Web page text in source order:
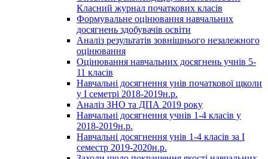
Класний журнал початкових класів
Формувальне оцінювання навчальних
досягнень здобувачів освіти
Аналіз результатів зовнішнього незалежного
оцінювання
Оцінювання навчальних досягнень учнів 5-
11 класів
Навчальні досягнення унів початкової щколи
у І семетрі 2018-2019н.р.
Аналіз ЗНО та ДПА 2019 року
Навчальні досягнення учнів 1-4 класів у
2018-2019н.р.
Навчальні досягнення унів 1-4 класів за І
семестр 2019-2020н.р.